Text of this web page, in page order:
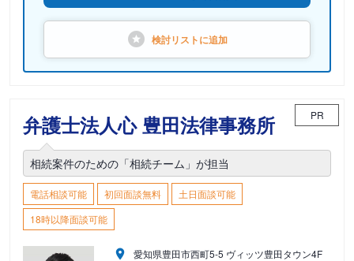
検討リストに追加
弁護士法人心 豊田法律事務所 PR
相続案件のための「相続チーム」が担当
電話相談可能 初回面談無料
土日面談可能
18時以降面談可能
愛知県豊田市西町5-5 ヴィッツ豊田タウン4F